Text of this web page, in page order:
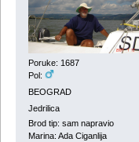
Poruke: 1687
Pol:
BEOGRAD
Jedrilica
Brod tip: sam napravio
Marina: Ada Ciganlija